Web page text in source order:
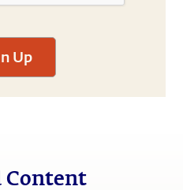
Up
Content